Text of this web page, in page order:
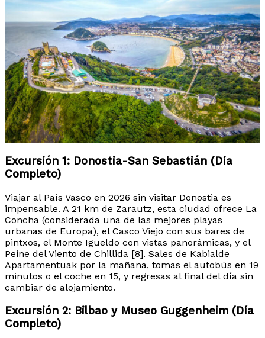
Excursión 1: Donostia-San Sebastián (Día
Completo)
Viajar al País Vasco en 2026 sin visitar Donostia es
impensable. A 21 km de Zarautz, esta ciudad ofrece La
Concha (considerada una de las mejores playas
urbanas de Europa), el Casco Viejo con sus bares de
pintxos, el Monte Igueldo con vistas panorámicas, y el
Peine del Viento de Chillida [8]. Sales de Kabialde
Apartamentuak por la mañana, tomas el autobús en 19
minutos o el coche en 15, y regresas al final del día sin
cambiar de alojamiento.
Excursión 2: Bilbao y Museo Guggenheim (Día
Completo)